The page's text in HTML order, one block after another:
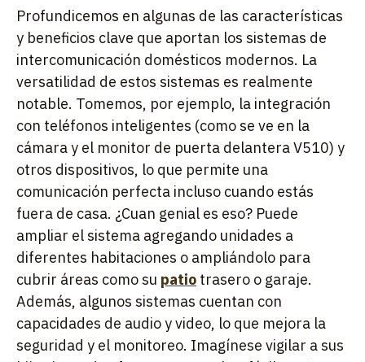
Profundicemos en algunas de las características
y beneficios clave que aportan los sistemas de
intercomunicación domésticos modernos. La
versatilidad de estos sistemas es realmente
notable. Tomemos, por ejemplo, la integración
con teléfonos inteligentes (como se ve en la
cámara y el monitor de puerta delantera V510) y
otros dispositivos, lo que permite una
comunicación perfecta incluso cuando estás
fuera de casa. ¿Cuan genial es eso? Puede
ampliar el sistema agregando unidades a
diferentes habitaciones o ampliándolo para
cubrir áreas como su patio trasero o garaje.
Además, algunos sistemas cuentan con
capacidades de audio y video, lo que mejora la
seguridad y el monitoreo. Imagínese vigilar a sus